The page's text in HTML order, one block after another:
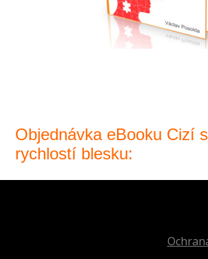
Objednávka eBooku Cizí
rychlostí blesku: